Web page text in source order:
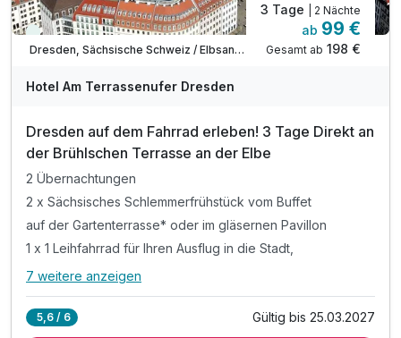
WAR
202
Viele Termine frei
Dresden, Sächsische Schweiz / Elbsandsteingebirge
3 Tage | 2 Nächte
ab 99 €
Gesamt ab 198 €
Hotel Am Terrassenufer Dresden
Dresden auf dem Fahrrad erleben! 3 Tage Direkt an
der Brühlschen Terrasse an der Elbe
2 Übernachtungen
2 x Sächsisches Schlemmerfrühstück vom Buffet
auf der Gartenterrasse* oder im gläsernen Pavillon
1 x 1 Leihfahrrad für Ihren Ausflug in die Stadt,
Alle Inklusivleistungen
7 weitere anzeigen
5,6 / 6 Gültig bis 25.03.2027